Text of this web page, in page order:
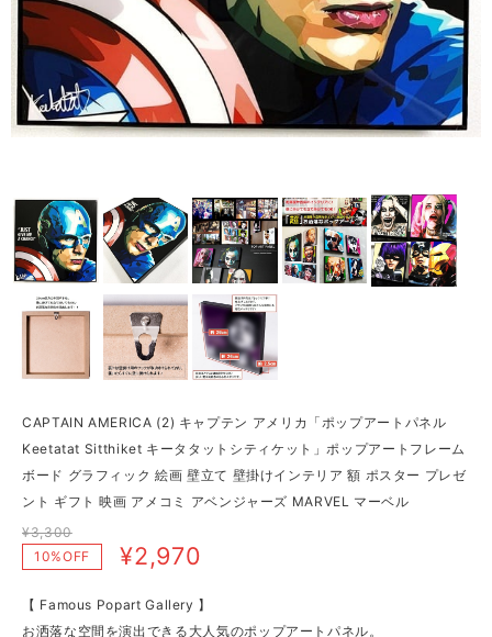
CAPTAIN AMERICA (2) キャプテン アメリカ「ポップアートパネル
Keetatat Sitthiket キータタットシティケット」ポップアートフレーム
ボード グラフィック 絵画 壁立て 壁掛けインテリア 額 ポスター プレゼ
ント ギフト 映画 アメコミ アベンジャーズ MARVEL マーベル
¥3,300
10%OFF
¥2,970
【 Famous Popart Gallery 】
お洒落な空間を演出できる大人気のポップアートパネル。